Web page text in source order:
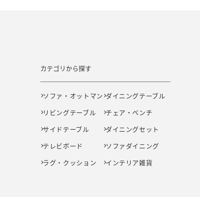
カテゴリから探す
ソファ・オットマン
リビングテーブル
サイドテーブル
テレビボード
ラグ・クッション
ダイニングテーブル
チェア・ベンチ
ダイニングセット
ソファダイニング
インテリア雑貨